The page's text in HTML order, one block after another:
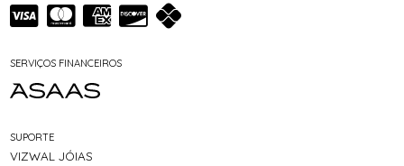
SERVIÇOS FINANCEIROS
SUPORTE
VIZWAL JÓIAS